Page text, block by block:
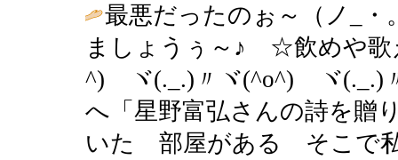
最悪だったのぉ～（ノ_
ましょうぅ～♪ ☆飲めや歌
^)ゞヾ(._.)〃ヾ(^o^)ゞヾ
へ「星野富弘さんの詩を
いた 部屋がある そこで